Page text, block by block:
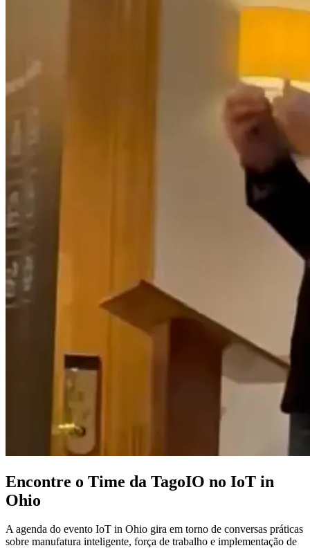
Encontre o Time da TagoIO no IoT in
Ohio
A agenda do evento IoT in Ohio gira em torno de conversas práticas
sobre manufatura inteligente, força de trabalho e implementação de